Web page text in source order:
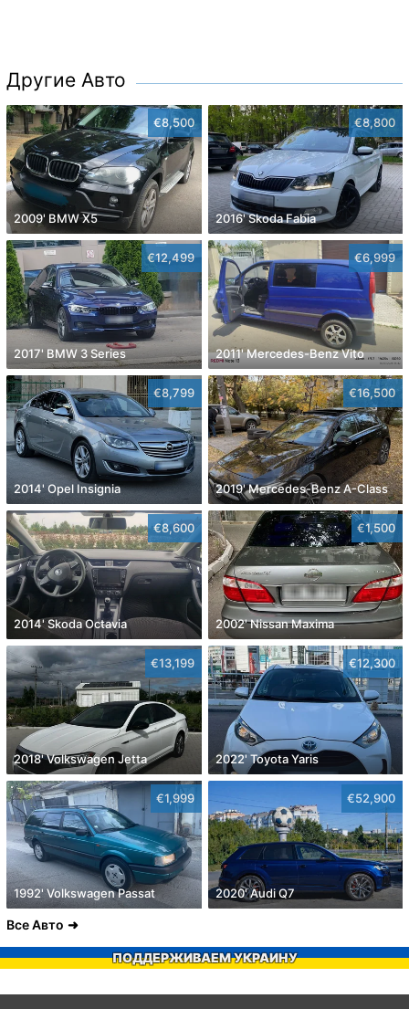
Другие Авто
€8,500
2009' BMW X5
€8,800
2016' Skoda Fabia
€12,499
2017' BMW 3 Series
€6,999
2011' Mercedes-Benz Vito
€8,799
2014' Opel Insignia
€16,500
2019' Mercedes-Benz A-Class
€8,600
2014' Skoda Octavia
€1,500
2002' Nissan Maxima
€13,199
2018' Volkswagen Jetta
€12,300
2022' Toyota Yaris
€1,999
1992' Volkswagen Passat
€52,900
2020' Audi Q7
Все Авто
ПОДДЕРЖИВАЕМ УКРАИНУ